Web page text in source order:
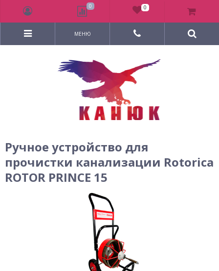
МЕНЮ
Ручное устройство для
прочистки канализации Rotorica
ROTOR PRINCE 15
0 0